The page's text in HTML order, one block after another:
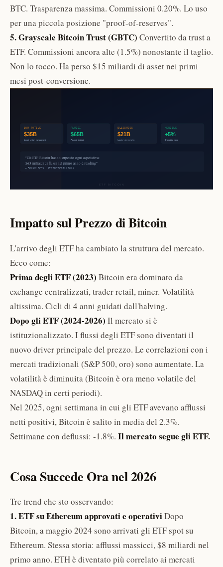
BTC. Trasparenza massima. Commissioni 0.20%. Lo uso
per una piccola posizione "proof-of-reserves".
5. Grayscale Bitcoin Trust (GBTC) Convertito da trust a
ETF. Commissioni ancora alte (1.5%) nonostante il taglio.
Non lo tocco. Ha perso $15 miliardi di asset nei primi
mesi post-conversione.
Impatto sul Prezzo di Bitcoin
L'arrivo degli ETF ha cambiato la struttura del mercato.
Ecco come:
Prima degli ETF (2023) Bitcoin era dominato da
exchange centralizzati, trader retail, miner. Volatilità
altissima. Cicli di 4 anni guidati dall'halving.
Dopo gli ETF (2024-2026) Il mercato si è
istituzionalizzato. I flussi degli ETF sono diventati il
nuovo driver principale del prezzo. Le correlazioni con i
mercati tradizionali (S&P 500, oro) sono aumentate. La
volatilità è diminuita (Bitcoin è ora meno volatile del
NASDAQ in certi periodi).
Nel 2025, ogni settimana in cui gli ETF avevano afflussi
netti positivi, Bitcoin è salito in media del 2.3%.
Settimane con deflussi: -1.8%. Il mercato segue gli ETF.
Cosa Succede Ora nel 2026
Tre trend che sto osservando:
1. ETF su Ethereum approvati e operativiDopo
Bitcoin, a maggio 2024 sono arrivati gli ETF spot su
Ethereum. Stessa storia: afflussi massicci, $8 miliardi nel
primo anno. ETH è diventato più correlato ai mercati